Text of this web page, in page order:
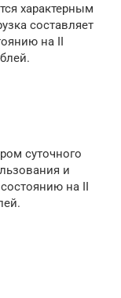
характерным
составляет
на II
суточного
и
на II